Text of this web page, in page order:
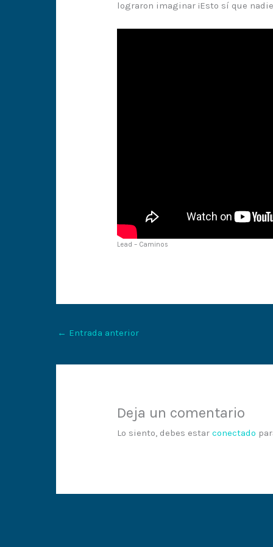
lograron imaginar ¡Esto sí que
Lead – Caminos
← Entrada anterior
Deja un comentario
Lo siento, debes estarconectado